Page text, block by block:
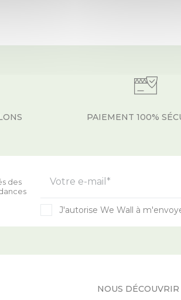
PAIEMENT 100%
des
Votre e-mail*
J'autorise We Wall à
NOUS DÉCOUVRIR